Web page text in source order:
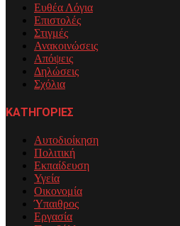
Ευθέα Λόγια
Επιστολές
Στιγμές
Ανακοινώσεις
Απόψεις
Δηλώσεις
Σχόλια
ΚΑΤΗΓΟΡΙΕΣ
Αυτοδιοίκηση
Πολιτική
Εκπαίδευση
Υγεία
Οικονομία
Ύπαιθρος
Εργασία